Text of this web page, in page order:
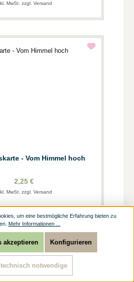
MwSt. zzgl. Versand
- Vom Himmel hoch
2,25 €
MwSt. zzgl. Versand
um eine bestmögliche Erfahrung bieten zu
Mehr Informationen ...
technisch notwendige
Konfigurieren
akzeptieren